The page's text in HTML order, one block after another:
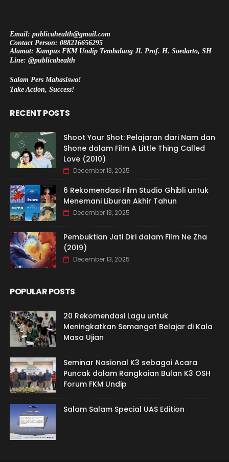
Email: publicahealth@gmail.com
Contact Person: 088216656295
Alamat: Kampus FKM Undip Tembalang Jl. Prof. H. Soedarto, SH
Line: @publicahealth
Salam Pers Mahasiswa!
Take Action, Success!
RECENT POSTS
Shoot Your Shot: Pelajaran dari Nam dan
Shone dalam Film A Little Thing Called
Love (2010)
December 13, 2025
6 Rekomendasi Film Studio Ghibli untuk
Menemani Liburan Akhir Tahun
December 13, 2025
Pembuktian Jati Diri dalam Film Ne Zha
(2019)
December 13, 2025
POPULAR POSTS
20 Rekomendasi Lagu untuk
Meningkatkan Semangat Belajar di Kala
Masa Ujian
Seminar Nasional K3 sebagai Acara
Puncak dalam Rangkaian Bulan K3 OSH
Forum FKM Undip
Salam Salam Special UAS Edition